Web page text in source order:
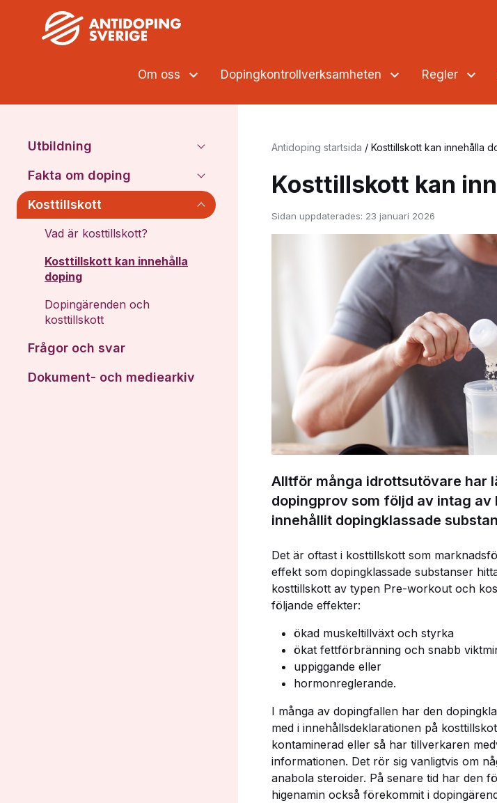
Om oss Dopingkontrollverksamheten Regler
Utbildning
Fakta om doping
Kosttillskott
Vad är kosttillskott?
Kosttillskott kan innehålla
doping
Dopingärenden och
kosttillskott
Frågor och svar
Dokument- och mediearkiv
Antidoping startsida / Kosttillskott kan innehålla
Kosttillskott kan
Sidan uppdaterades: 23 januari 2026
Alltför många idrottsutövare har
dopingprov som följd av intag av
innehållit dopingklassade
Det är oftast i kosttillskott som
effekt som dopingklassade substanser
kosttillskott av typen Pre-workout och
följande effekter:
ökad muskeltillväxt och styrka
ökat fettförbränning och snabb
uppiggande eller
hormonreglerande.
I många av dopingfallen har den
med i innehållsdeklarationen på
kontaminerad eller så har tillverkaren
informationen. Det rör sig vanligtvis om
anabola steroider. På senare tid har den
higenamin också förekommit i